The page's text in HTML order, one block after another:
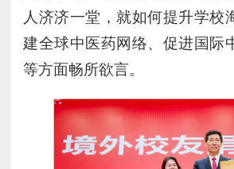
人济济一堂，就如何提升学校
建全球中医药网络、促进国际
等方面畅所欲言。